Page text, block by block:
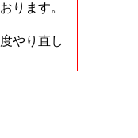
ります。
やり直し